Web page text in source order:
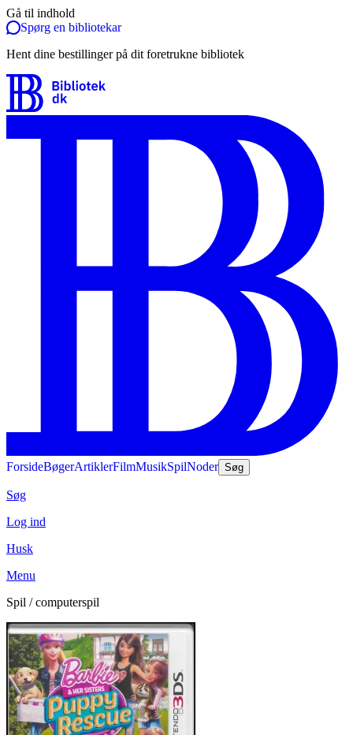
Gå til indhold
Spørg en bibliotekar
Hent dine bestillinger på dit foretrukne bibliotek
ForsideBøgerArtiklerFilmMusikSpilNoder Søg
Søg
Log ind
Husk
Menu
Spil / computerspil